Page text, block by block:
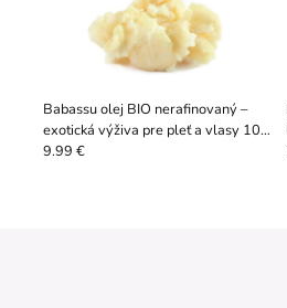
Babassu olej BIO nerafinovaný –
exotická výživa pre pleť a vlasy 100
/ 500 g
9.99 €